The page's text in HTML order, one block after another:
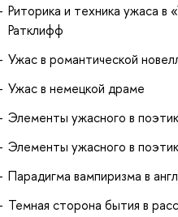
Риторика и техника ужаса в
Ратклифф
Ужас в романтической
Ужас в немецкой драме
Элементы ужасного в
Элементы ужасного в
Парадигма вампиризма в
Темная сторона бытия в